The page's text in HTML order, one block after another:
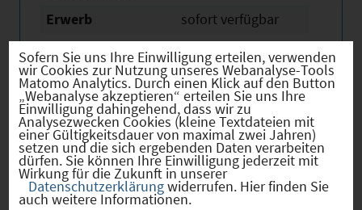
Erwerb
sofort verfügbar
Eigentümer
öffentlich
Derzeitige Nutzung
Land- oder
Fortwirtschaftlich
Verkehr
Sofern Sie uns Ihre Einwilligung erteilen, verwenden
wir Cookies zur Nutzung unseres Webanalyse-Tools
Matomo Analytics. Durch einen Klick auf den Button
„Webanalyse akzeptieren“ erteilen Sie uns Ihre
Einwilligung dahingehend, dass wir zu
Analysezwecken Cookies (kleine Textdateien mit
einer Gültigkeitsdauer von maximal zwei Jahren)
setzen und die sich ergebenden Daten verarbeiten
dürfen. Sie können Ihre Einwilligung jederzeit mit
Wirkung für die Zukunft in unserer
Datenschutzerklärungwiderrufen. Hier finden Sie
auch weitere Informationen.